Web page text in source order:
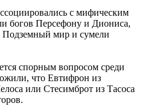
с мифическим
богов Персефону и Диониса,
Подземный мир и сумели
спорным вопросом среди
что Евтифрон из
или Стесимброт из Тасоса